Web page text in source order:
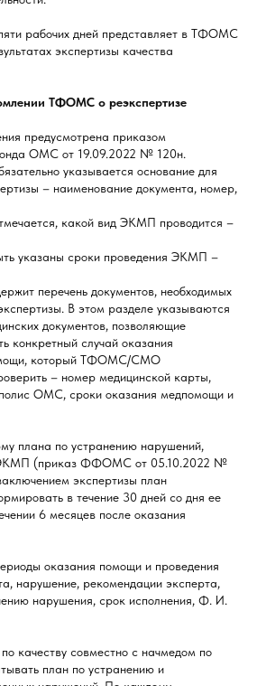
рабочих дней представляет в ТФОМС
экспертизы качества
ТФОМС о реэкспертизе
предусмотрена приказом
ОМС от 19.09.2022 № 120н.
указывается основание для
– наименование документа, номер,
какой вид ЭКМП проводится –
указаны сроки проведения ЭКМП –
перечень документов, необходимых
В этом разделе указываются
документов, позволяющие
конкретный случай оказания
который ТФОМС/СМО
– номер медицинской карты,
ОМС, сроки оказания медпомощи и
плана по устранению нарушений,
ЭКМП (приказ ФФОМС от 05.10.2022 №
экспертизы план
в течение 30 дней со дня ее
6 месяцев после оказания
оказания помощи и проведения
нарушение, рекомендации эксперта,
нарушения, срок исполнения, Ф. И.
качеству совместно с начмедом по
план по устранению и